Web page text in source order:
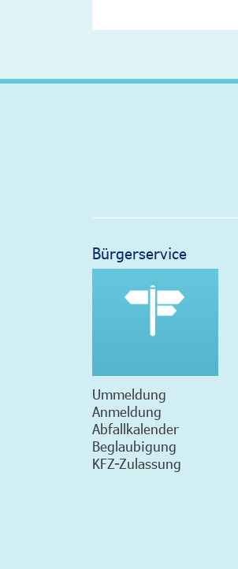
Bürgerservice
Ummeldung
Anmeldung
Abfallkalender
Beglaubigung
KFZ-Zulassung